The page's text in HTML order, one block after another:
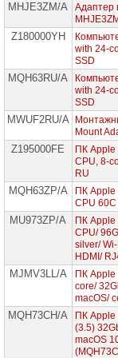
Мониторы
LCD
панели
Проекторы
и
проекторов
Ноутбуки
Brand
Моноблоки
Name
Компьютеры
Name
Настольные
компьютеры
MHJE3ZM/A
Адаптер
Z180000YH
with 24-
SSD
MQH63RU/A
with 24-
SSD
MWUF2RU/A
Mount
Z195000FE
ПК Apple
CPU, 8-
RU
MQH63ZP/A
ПК Apple
CPU 60C
MU973ZP/A
ПК Apple
CPU/
silver/
HDMI/
MJMV3LL/A
ПК Apple
core/
macOS/
MQH73CH/A
ПК Apple
(3.5)
macOS